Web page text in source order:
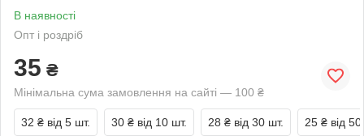
В наявності
Опт і роздріб
35 ₴
Мінімальна сума замовлення на сайті — 100 ₴
32 ₴ від 5 шт. 30 ₴ від 10 шт. 28 ₴ від 30 шт. 25 ₴ від